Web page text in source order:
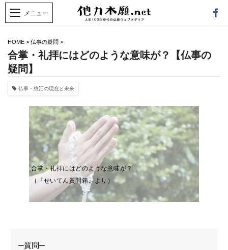
HOME > 仏事の疑問 >
合掌・礼拝にはどのような意味が？【仏事の
疑問】
仏事・終活の現在と未来
合掌・礼拝にはどのような意味が？
（『せいてん質問箱』より）
─質問─